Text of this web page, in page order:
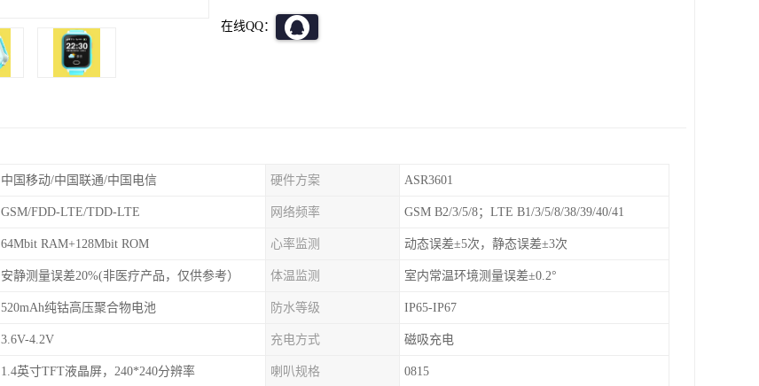
在线QQ：
中国移动/中国联通/中国电信 硬件方案 ASR3601
GSM/FDD-LTE/TDD-LTE 网络频率 GSM B2/3/5/8；LTE B1/3/5/8/38/39/40/41
64Mbit RAM+128Mbit ROM 心率监测 动态误差±5次，静态误差±3次
安静测量误差20%(非医疗产品，仅供参考） 体温监测 室内常温环境测量误差±0.2°
520mAh纯钴高压聚合物电池 防水等级 IP65-IP67
3.6V-4.2V 充电方式 磁吸充电
1.4英寸TFT液晶屏，240*240分辨率 喇叭规格 0815